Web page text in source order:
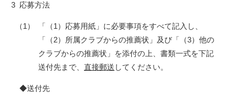
3 応募方法
（1）
「（1）応募用紙」に必要事項をすべて記入し、
「（2）所属クラブからの推薦状」及び「（3）他の
クラブからの推薦状」を添付の上、書類一式を下記
送付先まで、 直接郵送 してください。
◆送付先